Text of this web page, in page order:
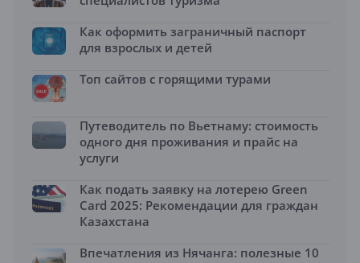
Как оформить заграничный паспорт
для взрослых и детей
Топ сайтов с горящими турами
Путеводитель по Вьетнаму: стоимость
одного дня проживания и прайс на
услуги
Как подать заявку на лотерею Green
Card 2025: Рекомендации для граждан
Казахстана
Впечатления из Нячанга: полезные 10